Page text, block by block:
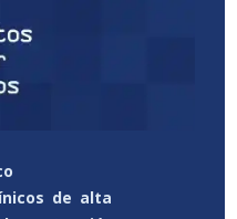
de alta